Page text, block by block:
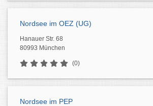
Nordsee im OEZ (UG)
Hanauer Str. 68
80993 München
(0)
Nordsee im PEP